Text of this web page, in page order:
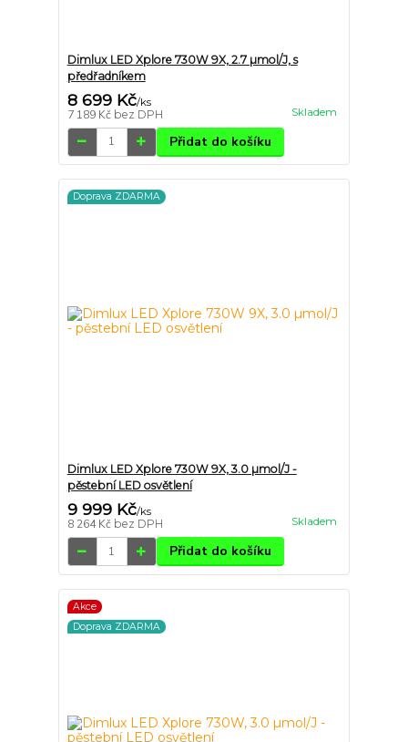
Dimlux LED Xplore 730W 9X, 2.7 µmol/J, s
předřadníkem
8 699 Kč/ks
7 189 Kč bez DPH Skladem
Přidat do košíku
Doprava ZDARMA
Dimlux LED Xplore 730W 9X, 3.0 µmol/J -
pěstební LED osvětlení
9 999 Kč/ks
8 264 Kč bez DPH Skladem
Přidat do košíku
Akce
Doprava ZDARMA